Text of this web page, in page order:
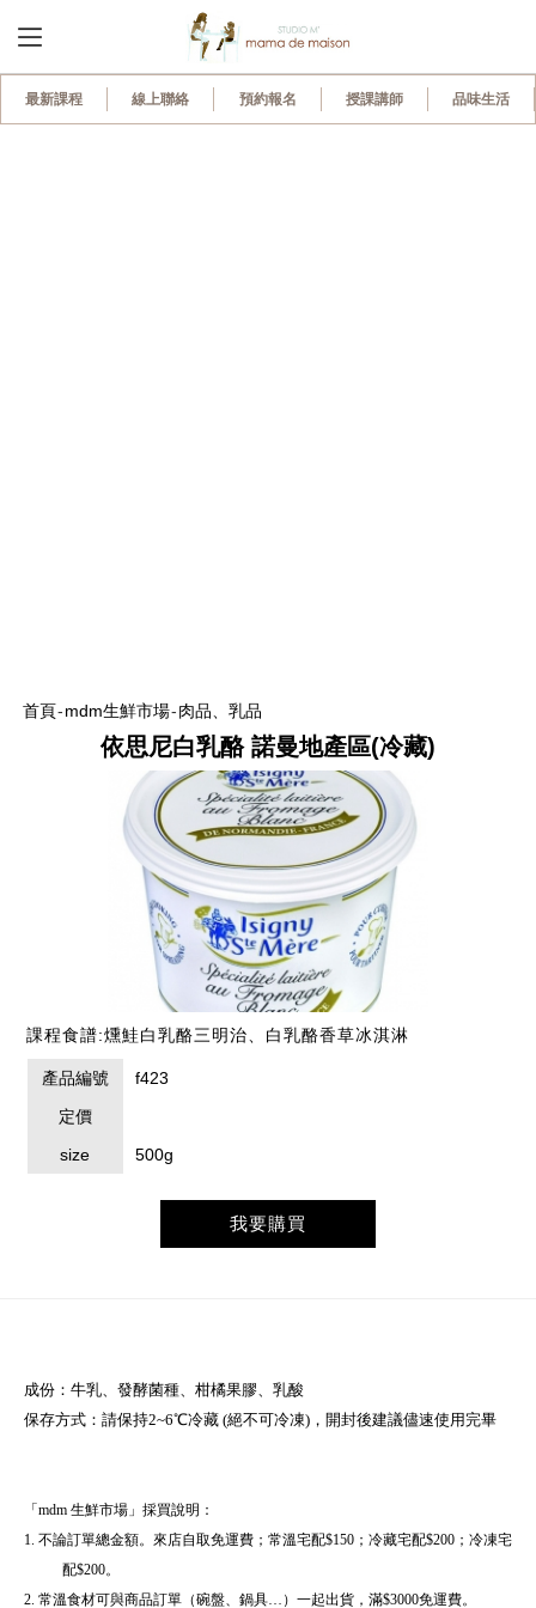
首頁-mdm生鮮市場-肉品、乳品
依思尼白乳酪 諾曼地產區(冷藏)
課程食譜:燻鮭白乳酪三明治、白乳酪香草冰淇淋
產品編號
f423
定價
size 500g
我要購買
成份：牛乳、發酵菌種、柑橘果膠、乳酸
保存方式：請保持2~6℃冷藏 (絕不可冷凍)，開封後建議儘速使用完畢
「mdm 生鮮市場」採買說明：
1. 不論訂單總金額。來店自取免運費；常溫宅配$150 ；冷藏宅配$200 ；冷凍宅
配$200。
2. 常溫食材可與商品訂單（碗盤、鍋具…）一起出貨，滿$3000免運費。
最新課程 線上聯絡 預約報名 授課講師 品味生活